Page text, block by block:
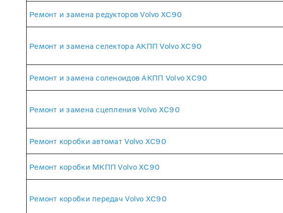
Ремонт и замена редукторов Volvo XC90
Ремонт и замена селектора АКПП Volvo XC90
Ремонт и замена соленоидов АКПП Volvo XC90
Ремонт и замена сцепления Volvo XC90
Ремонт коробки автомат Volvo XC90
Ремонт коробки МКПП Volvo XC90
Ремонт коробки передач Volvo XC90